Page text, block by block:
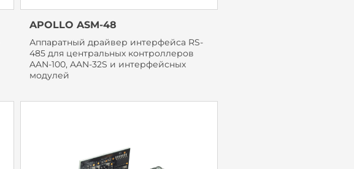
APOLLO ASM-48
Аппаратный драйвер интерфейса RS-
485 для центральных контроллеров
AAN-100, AAN-32S и интерфейсных
модулей